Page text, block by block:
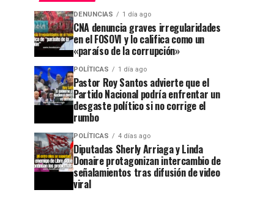
DENUNCIAS 1 día ago
CNA denuncia graves irregularidades
en el FOSOVI y lo califica como un
«paraíso de la corrupción»
POLÍTICAS 1 día ago
Pastor Roy Santos advierte que el
Partido Nacional podría enfrentar un
desgaste político si no corrige el
rumbo
POLÍTICAS 4 días ago
Diputadas Sherly Arriaga y Linda
Donaire protagonizan intercambio de
señalamientos tras difusión de video
viral